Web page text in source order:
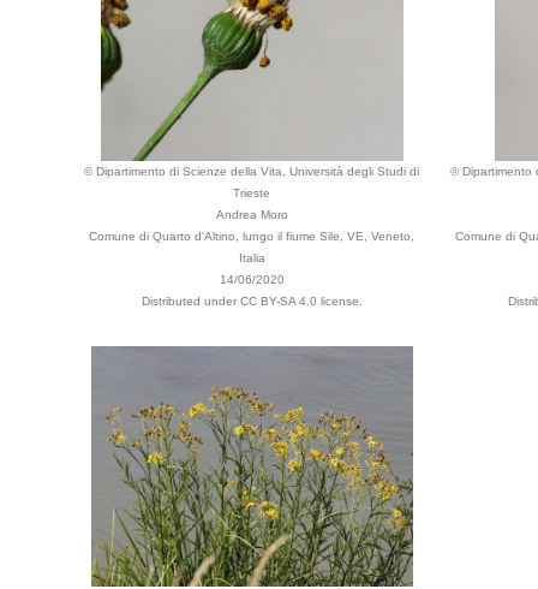
© Dipartimento di Scienze della Vita, Università degli Studi di
Trieste
Andrea Moro
Comune di Quarto d'Altino, lungo il fiume Sile, VE, Veneto,
Italia
14/06/2020
Distributed under CC BY-SA 4.0 license.
© Dipartimento
Comune di